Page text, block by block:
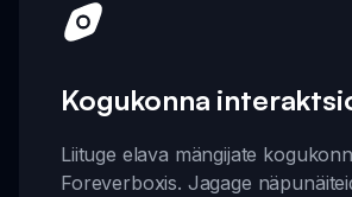
Kogukonna
Liituge elava mängijate
Foreverboxis. Jagage